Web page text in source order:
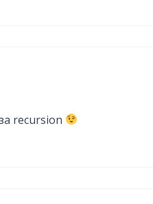
recursion